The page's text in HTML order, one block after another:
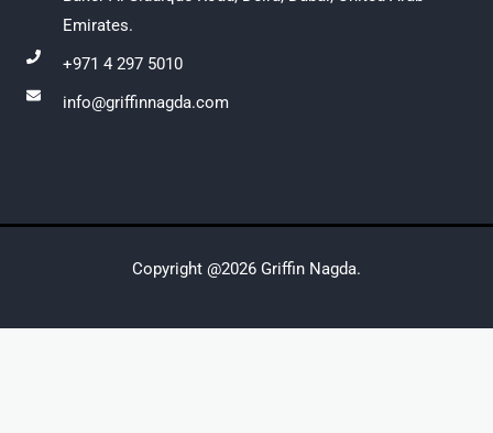
Emirates.
+971 4 297 5010
info@griffinnagda.com
Copyright @2026 Griffin Nagda.